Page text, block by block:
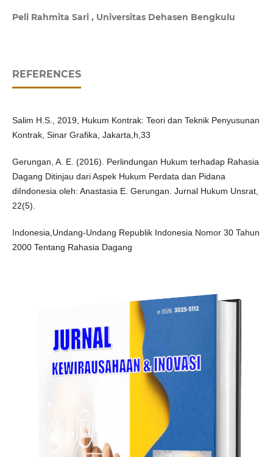
Peli Rahmita Sari , Universitas Dehasen Bengkulu
REFERENCES
Salim H.S., 2019, Hukum Kontrak: Teori dan Teknik Penyusunan
Kontrak, Sinar Grafika, Jakarta,h,33
Gerungan, A. E. (2016). Perlindungan Hukum terhadap Rahasia
Dagang Ditinjau dari Aspek Hukum Perdata dan Pidana
diIndonesia oleh: Anastasia E. Gerungan. Jurnal Hukum Unsrat,
22(5).
Indonesia,Undang-Undang Republik Indonesia Nomor 30 Tahun
2000 Tentang Rahasia Dagang